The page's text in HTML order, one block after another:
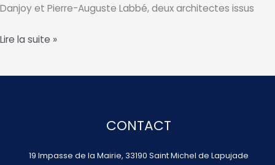
Danjoy et Pierre-Auguste Labbé, deux architectes issus
Jean-
Mondet
Lire la suite »
CONTACT
19 Impasse de la Mairie, 33190 Saint Michel de Lapujade